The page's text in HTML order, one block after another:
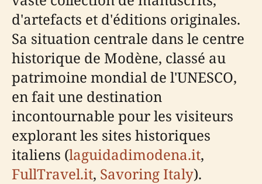
d'artefacts et d'éditions originales.
Sa situation centrale dans le centre
historique de Modène, classé au
patrimoine mondial de l'UNESCO,
en fait une destination
incontournable pour les visiteurs
explorant les sites historiques
italiens (laguidadimodena.it,
FullTravel.it, Savoring Italy).